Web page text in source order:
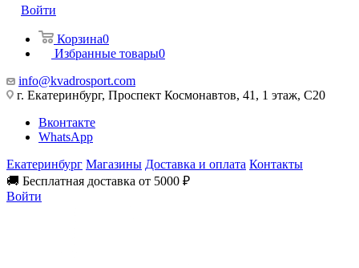
Войти
Корзина0
Избранные товары0
info@kvadrosport.com
г. Екатеринбург, Проспект Космонавтов, 41, 1 этаж, С20
Вконтакте
WhatsApp
Екатеринбург Магазины Доставка и оплата Контакты
🚚 Бесплатная доставка от 5000 ₽
Войти